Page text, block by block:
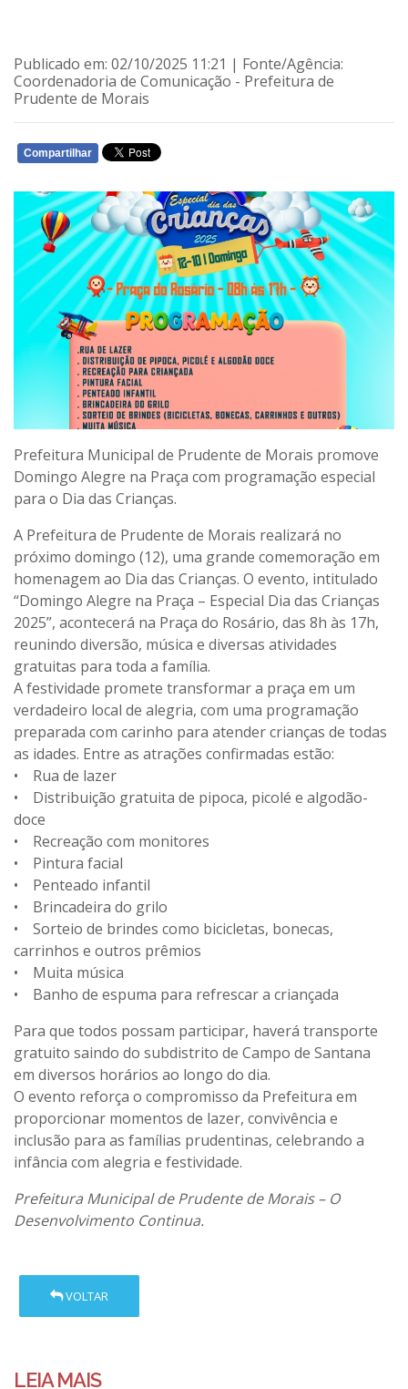
Publicado em: 02/10/2025 11:21 | Fonte/Agência:
Coordenadoria de Comunicação - Prefeitura de
Prudente de Morais
Compartilhar
Prefeitura Municipal de Prudente de Morais promove
Domingo Alegre na Praça com programação especial
para o Dia das Crianças.
A Prefeitura de Prudente de Morais realizará no
próximo domingo (12), uma grande comemoração em
homenagem ao Dia das Crianças. O evento, intitulado
“Domingo Alegre na Praça – Especial Dia das Crianças
2025”, acontecerá na Praça do Rosário, das 8h às 17h,
reunindo diversão, música e diversas atividades
gratuitas para toda a família.
A festividade promete transformar a praça em um
verdadeiro local de alegria, com uma programação
preparada com carinho para atender crianças de todas
as idades. Entre as atrações confirmadas estão:
• Rua de lazer
• Distribuição gratuita de pipoca, picolé e algodão-
doce
• Recreação com monitores
• Pintura facial
• Penteado infantil
• Brincadeira do grilo
• Sorteio de brindes como bicicletas, bonecas,
carrinhos e outros prêmios
• Muita música
• Banho de espuma para refrescar a criançada
Para que todos possam participar, haverá transporte
gratuito saindo do subdistrito de Campo de Santana
em diversos horários ao longo do dia.
O evento reforça o compromisso da Prefeitura em
proporcionar momentos de lazer, convivência e
inclusão para as famílias prudentinas, celebrando a
infância com alegria e festividade.
Prefeitura Municipal de Prudente de Morais – O
Desenvolvimento Continua.
VOLTAR
LEIA MAIS